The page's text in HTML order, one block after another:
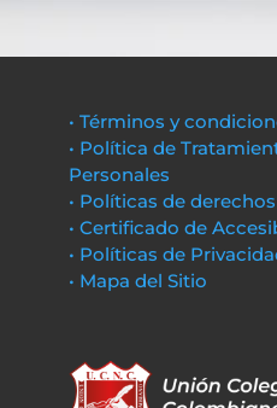
• Términos y
• Política de
Personales
• Políticas de
• Certificado de
• Políticas de
• Mapa del Sitio